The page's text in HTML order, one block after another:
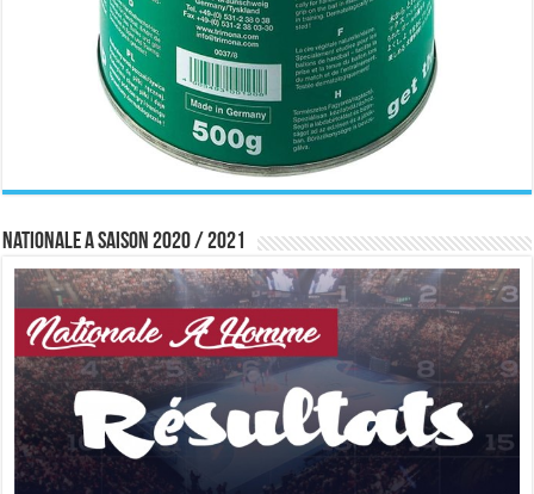
Nationale A saison 2020 / 2021